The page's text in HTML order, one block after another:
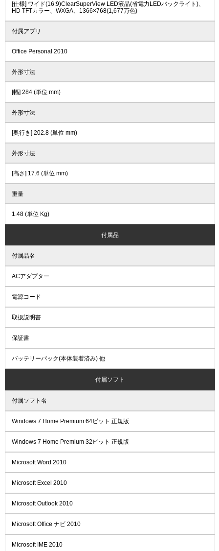
[仕様] ワイド(16:9)ClearSuperView LED液晶(省電力LEDバックライト)、
HD TFTカラー、WXGA、1366×768(1,677万色)
付属アプリ
Office Personal 2010
外形寸法
[幅] 284 (単位 mm)
外形寸法
[奥行き] 202.8 (単位 mm)
外形寸法
[高さ] 17.6 (単位 mm)
重量
1.48 (単位 Kg)
付属品
付属品名
ACアダプター
電源コード
取扱説明書
保証書
バッテリーパック(本体装着済み) 他
付属ソフト
付属ソフト名
Windows 7 Home Premium 64ビット 正規版
Windows 7 Home Premium 32ビット 正規版
Microsoft Word 2010
Microsoft Excel 2010
Microsoft Outlook 2010
Microsoft Office ナビ 2010
Microsoft IME 2010